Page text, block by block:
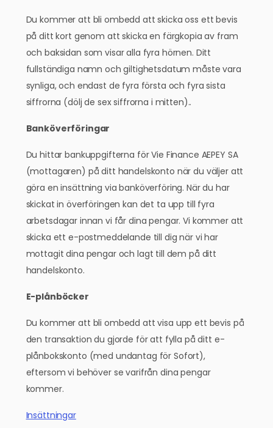
Du kommer att bli ombedd att skicka oss ett bevis
på ditt kort genom att skicka en färgkopia av fram
och baksidan som visar alla fyra hörnen. Ditt
fullständiga namn och giltighetsdatum måste vara
synliga, och endast de fyra första och fyra sista
siffrorna (dölj de sex siffrorna i mitten)..
Banköverföringar
Du hittar bankuppgifterna för Vie Finance AEPEY SA
(mottagaren) på ditt handelskonto när du väljer att
göra en insättning via banköverföring. När du har
skickat in överföringen kan det ta upp till fyra
arbetsdagar innan vi får dina pengar. Vi kommer att
skicka ett e-postmeddelande till dig när vi har
mottagit dina pengar och lagt till dem på ditt
handelskonto.
E-plånböcker
Du kommer att bli ombedd att visa upp ett bevis på
den transaktion du gjorde för att fylla på ditt e-
plånbokskonto (med undantag för Sofort),
eftersom vi behöver se varifrån dina pengar
kommer.
Insättningar